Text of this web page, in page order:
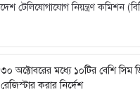
টেলিযোগাযোগ নিয়ন্ত্রণ কমিশন
৩০ অক্টোবরের মধ্যে ১০টির বেশি সিম
রেজিস্টার করার নির্দেশ